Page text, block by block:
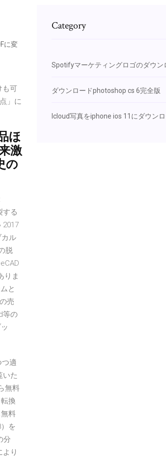
に変
も可
」に
ほ
激
の
する
2017
ル
脱
りま
と
売
等の
適
いた
無料
換
料
を
分
り
Category
Spotifyマーケティングロゴのダウン
ダウンロードphotoshop cs 6完全版
Icloud写真をiphone ios 11にダウン